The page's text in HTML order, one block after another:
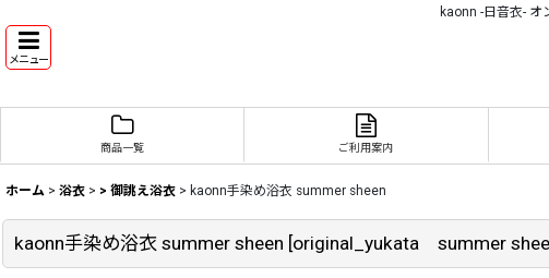
kaonn -日音衣-
メニュー
商品一覧 ご利用案内
ホーム > 浴衣 > > 御誂え浴衣 > kaonn手染め浴衣 summer sheen
kaonn手染め浴衣 summer sheen [original_yukata summer